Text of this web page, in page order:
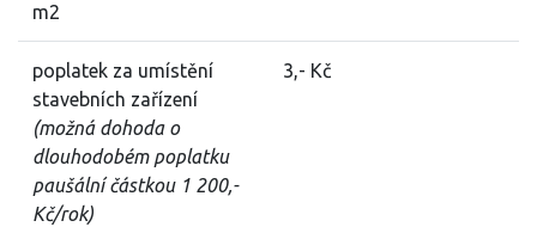
m2
poplatek za umístění
stavebních zařízení
(možná dohoda o
dlouhodobém poplatku
paušální částkou 1 200,-
Kč/rok)
3,- Kč